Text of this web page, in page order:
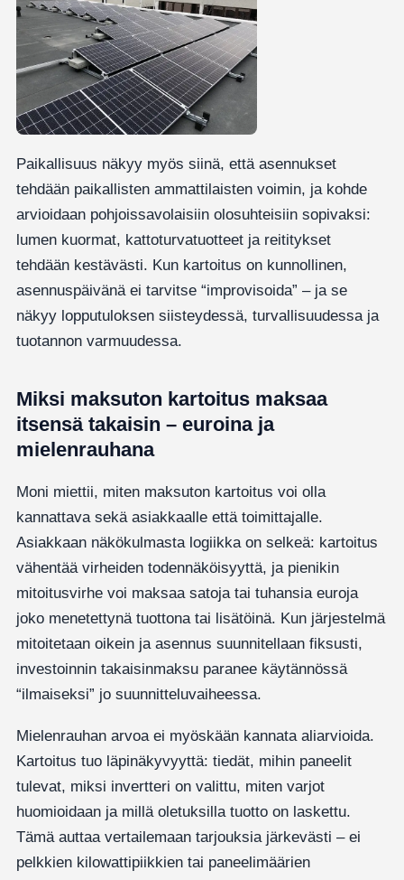
Paikallisuus näkyy myös siinä, että asennukset
tehdään paikallisten ammattilaisten voimin, ja kohde
arvioidaan pohjoissavolaisiin olosuhteisiin sopivaksi:
lumen kuormat, kattoturvatuotteet ja reititykset
tehdään kestävästi. Kun kartoitus on kunnollinen,
asennuspäivänä ei tarvitse “improvisoida” – ja se
näkyy lopputuloksen siisteydessä, turvallisuudessa ja
tuotannon varmuudessa.
Miksi maksuton kartoitus maksaa
itsensä takaisin – euroina ja
mielenrauhana
Moni miettii, miten maksuton kartoitus voi olla
kannattava sekä asiakkaalle että toimittajalle.
Asiakkaan näkökulmasta logiikka on selkeä: kartoitus
vähentää virheiden todennäköisyyttä, ja pienikin
mitoitusvirhe voi maksaa satoja tai tuhansia euroja
joko menetettynä tuottona tai lisätöinä. Kun järjestelmä
mitoitetaan oikein ja asennus suunnitellaan fiksusti,
investoinnin takaisinmaksu paranee käytännössä
“ilmaiseksi” jo suunnitteluvaiheessa.
Mielenrauhan arvoa ei myöskään kannata aliarvioida.
Kartoitus tuo läpinäkyvyyttä: tiedät, mihin paneelit
tulevat, miksi invertteri on valittu, miten varjot
huomioidaan ja millä oletuksilla tuotto on laskettu.
Tämä auttaa vertailemaan tarjouksia järkevästi – ei
pelkkien kilowattipiikkien tai paneelimäärien